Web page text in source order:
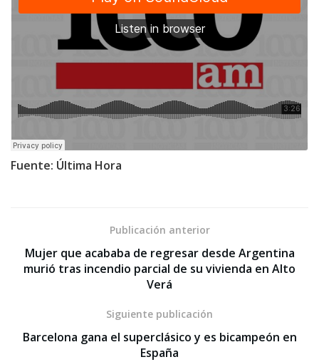
Fuente: Última Hora
Publicación anterior
Mujer que acababa de regresar desde Argentina
murió tras incendio parcial de su vivienda en Alto
Verá
Siguiente publicación
Barcelona gana el superclásico y es bicampeón en
España